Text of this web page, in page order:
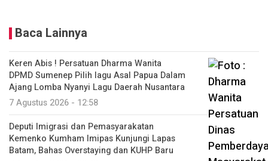
Baca Lainnya
Keren Abis ! Persatuan Dharma Wanita
DPMD Sumenep Pilih lagu Asal Papua Dalam
Ajang Lomba Nyanyi Lagu Daerah Nusantara
7 Agustus 2026 - 12:58
Deputi Imigrasi dan Pemasyarakatan
Kemenko Kumham Imipas Kunjungi Lapas
Batam, Bahas Overstaying dan KUHP Baru